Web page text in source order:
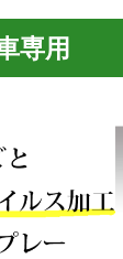
専用